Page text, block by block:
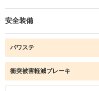
安全装備
パワステ
衝突被害軽減ブレーキ